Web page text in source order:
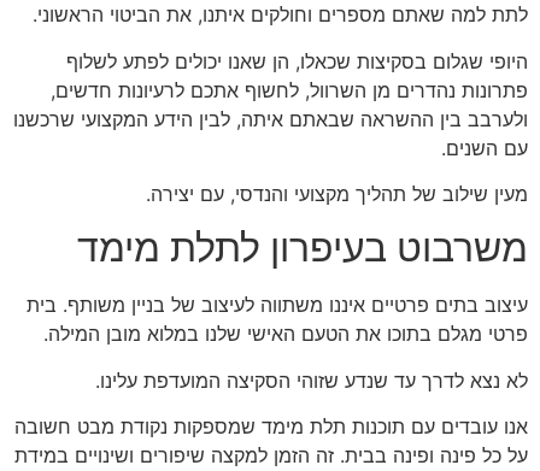
לתת למה שאתם מספרים וחולקים איתנו, את הביטוי הראשוני.
היופי שגלום בסקיצות שכאלו, הן שאנו יכולים לפתע לשלוף
פתרונות נהדרים מן השרוול, לחשוף אתכם לרעיונות חדשים,
ולערבב בין ההשראה שבאתם איתה, לבין הידע המקצועי שרכשנו
עם השנים.
מעין שילוב של תהליך מקצועי והנדסי, עם יצירה.
משרבוט בעיפרון לתלת מימד
עיצוב בתים פרטיים איננו משתווה לעיצוב של בניין משותף. בית
פרטי מגלם בתוכו את הטעם האישי שלנו במלוא מובן המילה.
לא נצא לדרך עד שנדע שזוהי הסקיצה המועדפת עלינו.
אנו עובדים עם תוכנות תלת מימד שמספקות נקודת מבט חשובה
על כל פינה ופינה בבית. זה הזמן למקצה שיפורים ושינויים במידת